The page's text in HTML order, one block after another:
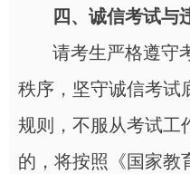
四、诚信考试与
请考生严格遵守
秩序，坚守诚信考试
规则，不服从考试工
的，将按照《国家教